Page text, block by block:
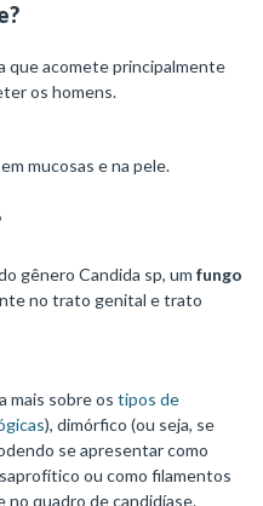
que acomete principalmente
os homens.
mucosas e na pele.
gênero Candida sp, um fungo
no trato genital e trato
mais sobre os tipos de
), dimórfico (ou seja, se
se apresentar como
ou como filamentos
no quadro de candidíase.